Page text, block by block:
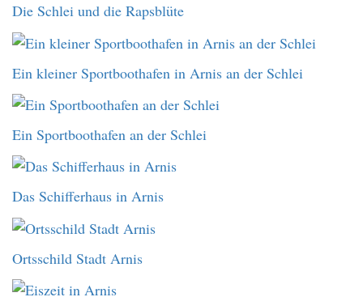
Die Schlei und die Rapsblüte
Ein kleiner Sportboothafen in Arnis an der Schlei
Ein Sportboothafen an der Schlei
Das Schifferhaus in Arnis
Ortsschild Stadt Arnis